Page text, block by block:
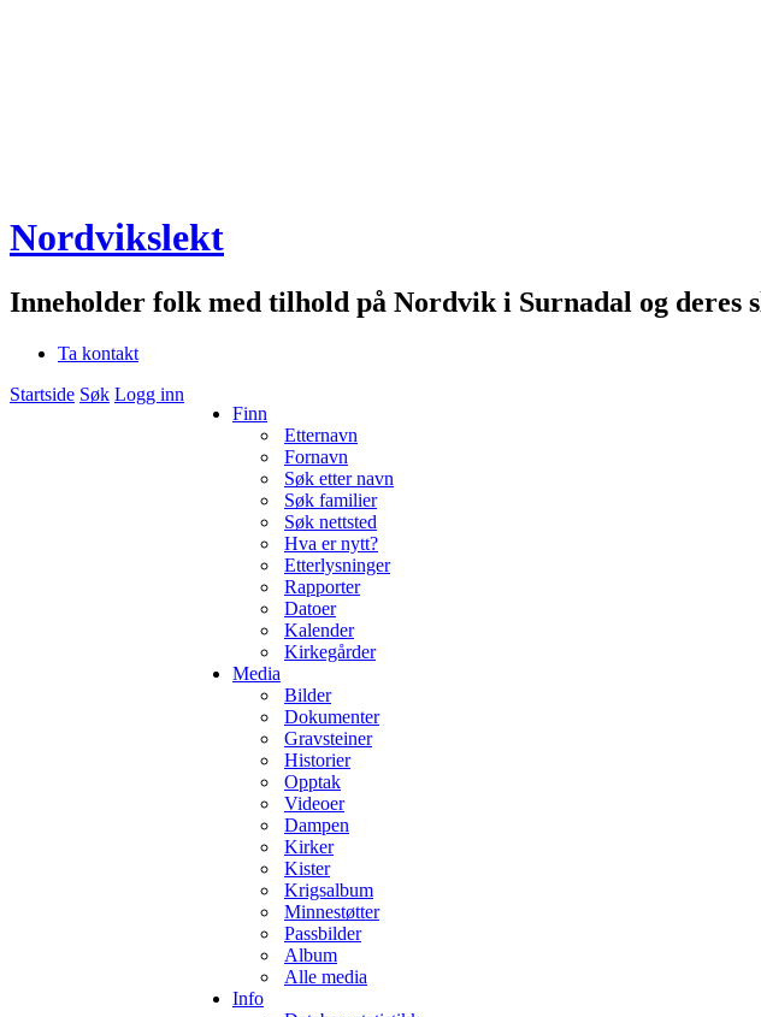
Nordvikslekt
Inneholder folk med tilhold på Nordvik i Surnadal og deres
Ta kontakt
Startside Søk Logg inn
Finn
Etternavn
Fornavn
Søk etter navn
Søk familier
Søk nettsted
Hva er nytt?
Etterlysninger
Rapporter
Datoer
Kalender
Kirkegårder
Media
Bilder
Dokumenter
Gravsteiner
Historier
Opptak
Videoer
Dampen
Kirker
Kister
Krigsalbum
Minnestøtter
Passbilder
Album
Alle media
Info